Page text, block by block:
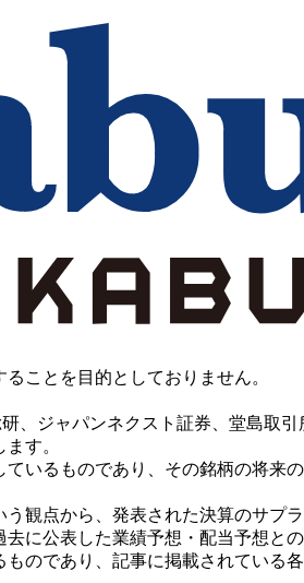
ことを目的としておりません。
ジャパンネクスト証券、堂島取引
す。
いるものであり、その銘柄の将来
観点から、発表された決算のサプ
に公表した業績予想・配当予想と
のであり、記事に掲載されている